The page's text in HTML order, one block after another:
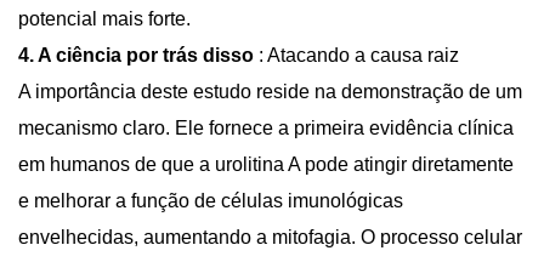
potencial mais forte.
4. A ciência por trás disso : Atacando a causa raiz
A importância deste estudo reside na demonstração de um
mecanismo claro. Ele fornece a primeira evidência clínica
em humanos de que a urolitina A pode atingir diretamente
e melhorar a função de células imunológicas
envelhecidas, aumentando a mitofagia. O processo celular